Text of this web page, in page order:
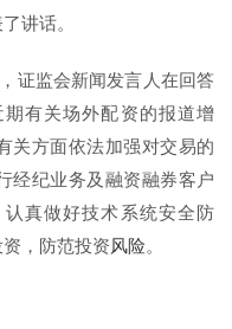
讲话。
证监会新闻发言人在回答
有关场外配资的报道增
关方面依法加强对交易的
经纪业务及融资融券客户
真做好技术系统安全防
，防范投资风险。